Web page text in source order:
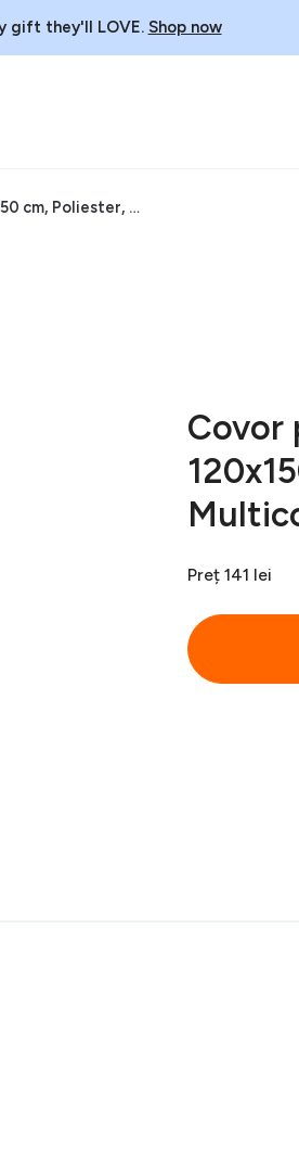
gift they'll LOVE. Shop now
Covor pentru copii, Filla, 120x150 cm, Poliester, Multicolor
Covor
Preț 141 lei